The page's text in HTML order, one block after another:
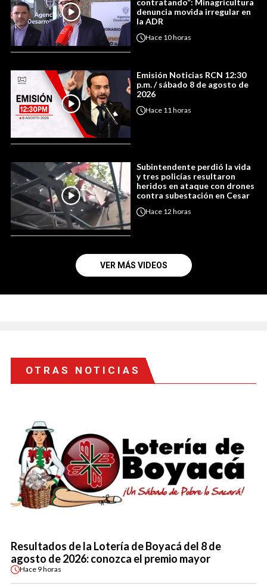
denuncia movida irregular en
la ADR
Hace 10 horas
Emisión Noticias RCN 12:30
p.m. / sábado 8 de agosto de
2026
Hace 11 horas
Subintendente perdió la vida
y tres policías resultaron
heridos en ataque con drones
contra subestación en Cesar
Hace 12 horas
VER MÁS VIDEOS
OTRAS NOTICIAS
Resultados de la Lotería de Boyacá del 8 de
agosto de 2026: conozca el premio mayor
Hace 9 horas